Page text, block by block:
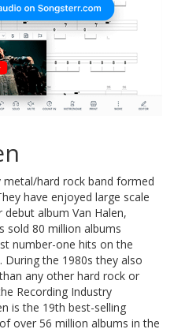
metal/hard rock band formed
have enjoyed large scale
album Van Halen,
sold 80 million albums
number-one hits on the
the 1980s they also
any other hard rock or
Recording Industry
is the 19th best-selling
over 56 million albums in the